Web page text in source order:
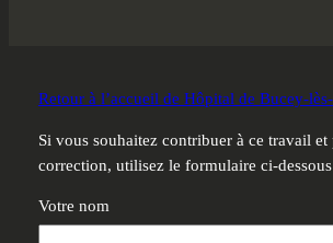
Retour à l’accueil de Hôpital de Bucey-
Si vous souhaitez contribuer à ce travail et
correction, utilisez le formulaire ci-
Votre nom